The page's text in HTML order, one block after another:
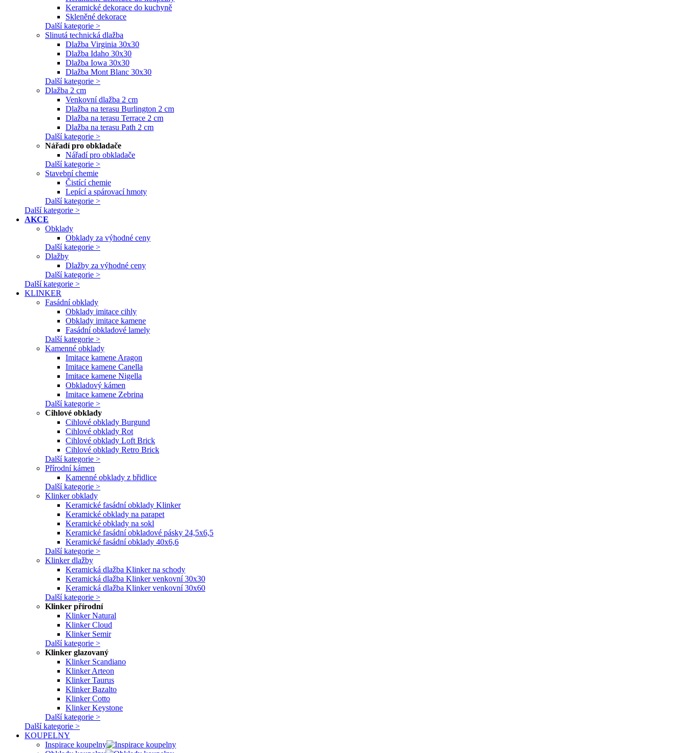
Keramické dekorace do kuchyně
Skleněné dekorace
Další kategorie >
Slinutá technická dlažba
Dlažba Virginia 30x30
Dlažba Idaho 30x30
Dlažba Iowa 30x30
Dlažba Mont Blanc 30x30
Další kategorie >
Dlažba 2 cm
Venkovní dlažba 2 cm
Dlažba na terasu Burlington 2 cm
Dlažba na terasu Terrace 2 cm
Dlažba na terasu Path 2 cm
Další kategorie >
Nářadí pro obkladače
Nářadí pro obkladače
Další kategorie >
Stavební chemie
Čistící chemie
Lepící a spárovací hmoty
Další kategorie >
Další kategorie >
AKCE
Obklady
Obklady za výhodné ceny
Další kategorie >
Dlažby
Dlažby za výhodné ceny
Další kategorie >
Další kategorie >
KLINKER
Fasádní obklady
Obklady imitace cihly
Obklady imitace kamene
Fasádní obkladové lamely
Další kategorie >
Kamenné obklady
Imitace kamene Aragon
Imitace kamene Canella
Imitace kamene Nigella
Obkladový kámen
Imitace kamene Zebrina
Další kategorie >
Cihlové obklady
Cihlové obklady Burgund
Cihlové obklady Rot
Cihlové obklady Loft Brick
Cihlové obklady Retro Brick
Další kategorie >
Přírodní kámen
Kamenné obklady z břidlice
Další kategorie >
Klinker obklady
Keramické fasádní obklady Klinker
Keramické obklady na parapet
Keramické obklady na sokl
Keramické fasádní obkladové pásky 24,5x6,5
Keramické fasádní obklady 40x6,6
Další kategorie >
Klinker dlažby
Keramická dlažba Klinker na schody
Keramická dlažba Klinker venkovní 30x30
Keramická dlažba Klinker venkovní 30x60
Další kategorie >
Klinker přírodní
Klinker Natural
Klinker Cloud
Klinker Semir
Další kategorie >
Klinker glazovaný
Klinker Scandiano
Klinker Arteon
Klinker Taurus
Klinker Bazalto
Klinker Cotto
Klinker Keystone
Další kategorie >
Další kategorie >
KOUPELNY
Inspirace koupelny